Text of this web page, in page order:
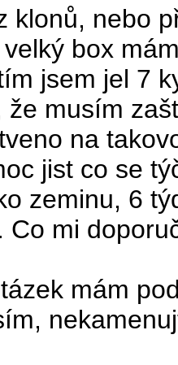
klonů, nebo
box
jsem jel 7
že musím
na
jist co se
zeminu, 6
Co mi
mám